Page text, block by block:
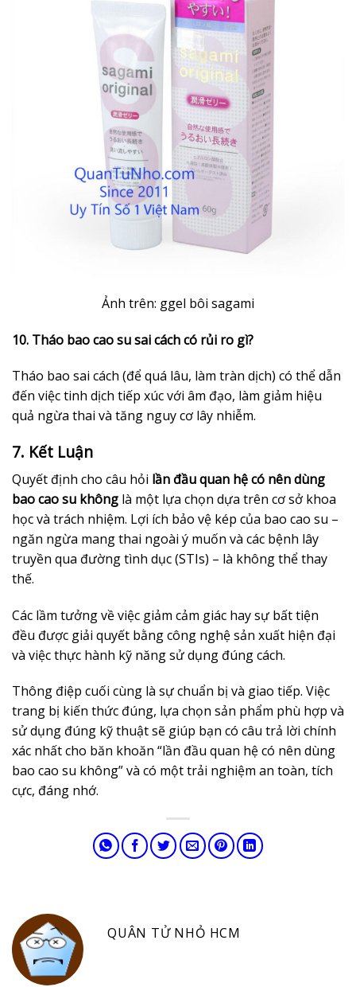
Ảnh trên: ggel bôi sagami
10. Tháo bao cao su sai cách có rủi ro gì?
Tháo bao sai cách (để quá lâu, làm tràn dịch) có thể dẫn
đến việc tinh dịch tiếp xúc với âm đạo, làm giảm hiệu
quả ngừa thai và tăng nguy cơ lây nhiễm.
7. Kết Luận
Quyết định cho câu hỏi lần đầu quan hệ có nên dùng
bao cao su không là một lựa chọn dựa trên cơ sở khoa
học và trách nhiệm. Lợi ích bảo vệ kép của bao cao su –
ngăn ngừa mang thai ngoài ý muốn và các bệnh lây
truyền qua đường tình dục (STIs) – là không thể thay
thế.
Các lầm tưởng về việc giảm cảm giác hay sự bất tiện
đều được giải quyết bằng công nghệ sản xuất hiện đại
và việc thực hành kỹ năng sử dụng đúng cách.
Thông điệp cuối cùng là sự chuẩn bị và giao tiếp. Việc
trang bị kiến thức đúng, lựa chọn sản phẩm phù hợp và
sử dụng đúng kỹ thuật sẽ giúp bạn có câu trả lời chính
xác nhất cho băn khoăn “lần đầu quan hệ có nên dùng
bao cao su không” và có một trải nghiệm an toàn, tích
cực, đáng nhớ.
QUÂN TỬ NHỎ HCM